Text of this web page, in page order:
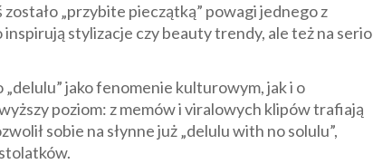
„przybite pieczątką” powagi jednego z
inspirują stylizacje czy beauty trendy, ale też na serio
jako fenomenie kulturowym, jak i o
poziom: z memów i viralowych klipów trafiają
sobie na słynne już „delulu with no solulu”,